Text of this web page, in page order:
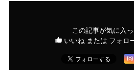
この記事が気に入
いいね または フォロ